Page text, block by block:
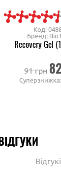
Код:
Бренд:
Recovery Gel
91 грн 82
Суперзнижка: